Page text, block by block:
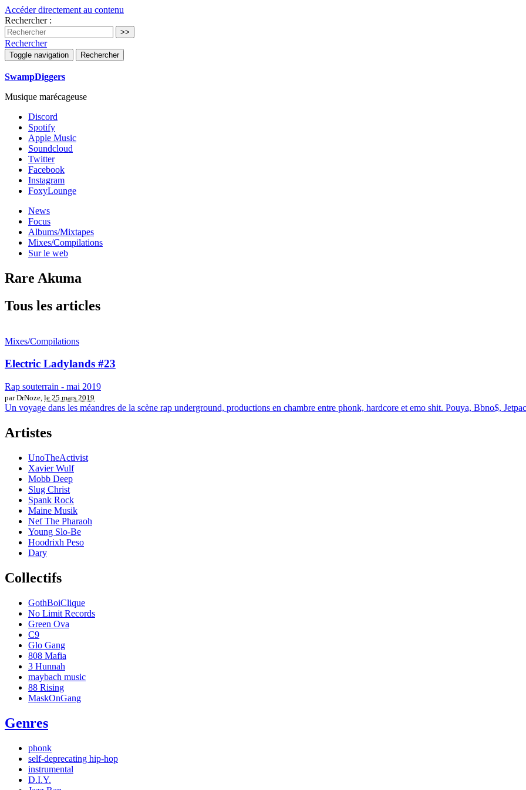
Accéder directement au contenu
Rechercher :
Rechercher
Toggle navigation Rechercher
SwampDiggers
Musique marécageuse
Discord
Spotify
Apple Music
Soundcloud
Twitter
Facebook
Instagram
FoxyLounge
News
Focus
Albums/Mixtapes
Mixes/Compilations
Sur le web
Rare Akuma
Tous les articles
Mixes/Compilations
Electric Ladylands #23
Rap souterrain - mai 2019
par DrNoze, le 25 mars 2019
Un voyage dans les méandres de la scène rap underground, productions en chambre entre phonk, hardcore et emo shit. Pouya, Bbno$,
Artistes
UnoTheActivist
Xavier Wulf
Mobb Deep
Slug Christ
Spank Rock
Maine Musik
Nef The Pharaoh
Young Slo-Be
Hoodrixh Peso
Dary
Collectifs
GothBoiClique
No Limit Records
Green Ova
C9
Glo Gang
808 Mafia
3 Hunnah
maybach music
88 Rising
MaskOnGang
Genres
phonk
self-deprecating hip-hop
instrumental
D.I.Y.